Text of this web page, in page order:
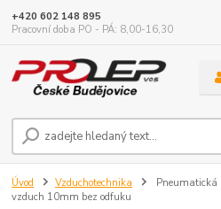
+420 602 148 895
Pracovní doba PO - PÁ: 8,00-16,30
Úvod Vzduchotechnika
Pneumatická
vzduch 10mm bez odfuku